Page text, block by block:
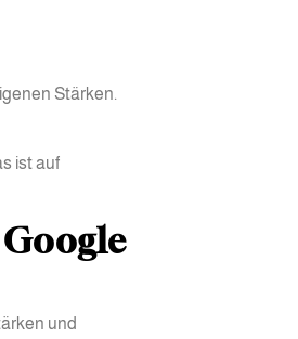
Stärken.
ist auf
und